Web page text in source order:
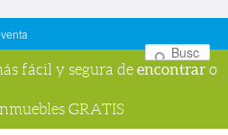
fácil y segura de encontrar o
GRATIS